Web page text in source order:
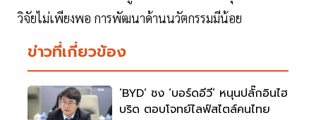
วิจัยไม่เพียงพอ การพัฒนาด้านนวัตกรรมมีน้อย
ข่าวที่เกี่ยวข้อง
‘BYD’ ชง ‘บอร์ดอีวี’ หนุนปลั๊กอินไฮ
บริด ตอบโจทย์ไลฟ์สไตล์คนไทย